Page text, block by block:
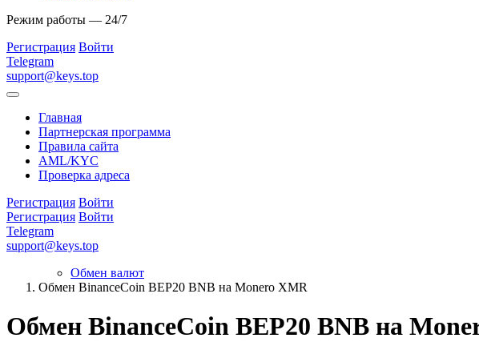
Режим работы — 24/7
Регистрация Войти
Telegram
support@keys.top
Главная
Партнерская программа
Правила сайта
AML/KYC
Проверка адреса
Регистрация Войти
Регистрация Войти
Telegram
support@keys.top
Обмен валют
Обмен BinanceCoin BEP20 BNB на Monero XMR
Обмен BinanceCoin BEP20 BNB на